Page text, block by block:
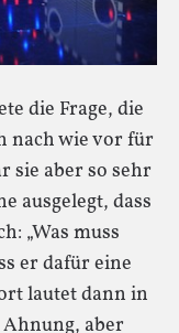
die Frage, die
nach wie vor für
sie aber so sehr
ausgelegt, dass
„Was muss
er dafür eine
lautet dann in
aber